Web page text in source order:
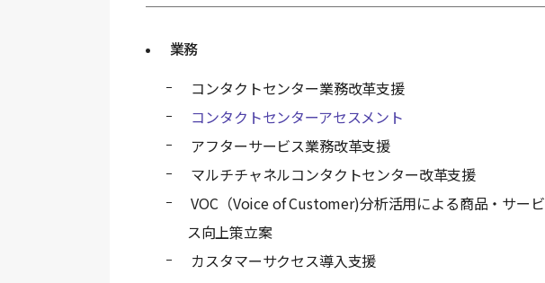
業務
コンタクトセンター業務改革支援
コンタクトセンターアセスメント
アフターサービス業務改革支援
マルチチャネルコンタクトセンター改革支援
VOC（Voice of Customer)分析活用による商品・サービ
ス向上策立案
カスタマーサクセス導入支援